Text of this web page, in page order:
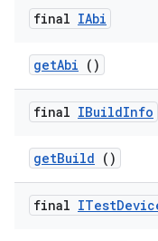
final IAbi
getAbi ()
final IBuildInfo
getBuild ()
final ITest